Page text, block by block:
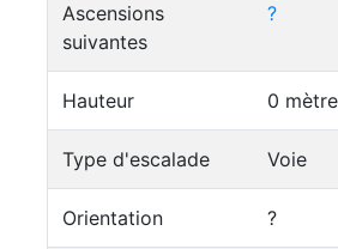
Ascensions
suivantes
?
Hauteur 0
Type d'escalade Voie
Orientation ?